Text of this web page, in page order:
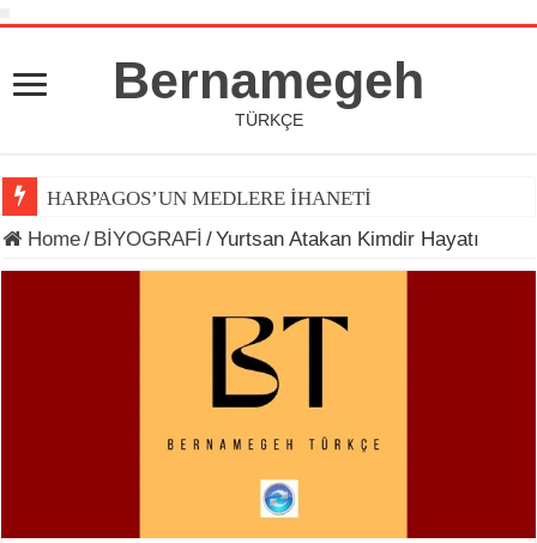
Bernamegeh
TÜRKÇE
HARPAGOS’UN MEDLERE İHANETİ
Home/ BİYOGRAFİ /Yurtsan Atakan Kimdir Hayatı